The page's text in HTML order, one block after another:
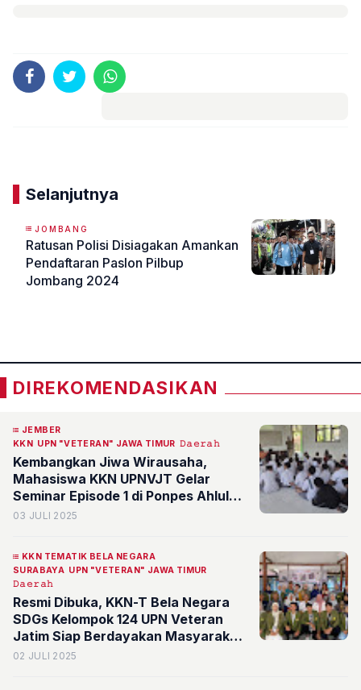
Selanjutnya
JOMBANG
Ratusan Polisi Disiagakan Amankan
Pendaftaran Paslon Pilbup
Jombang 2024
DIREKOMENDASIKAN
JEMBER
KKN UPN "VETERAN" JAWA TIMUR 𝙳𝚊𝚎𝚛𝚊𝚑
Kembangkan Jiwa Wirausaha,
Mahasiswa KKN UPNVJT Gelar
Seminar Episode 1 di Ponpes Ahlul
Irfan
03 JULI 2025
KKN TEMATIK BELA NEGARA
SURABAYA UPN "VETERAN" JAWA TIMUR
𝙳𝚊𝚎𝚛𝚊𝚑
Resmi Dibuka, KKN-T Bela Negara
SDGs Kelompok 124 UPN Veteran
Jatim Siap Berdayakan Masyarakat
Kedurus
02 JULI 2025